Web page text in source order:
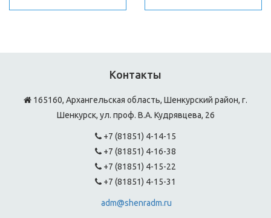
Контакты
165160, Архангельская область, Шенкурский район, г.
Шенкурск, ул. проф. В.А. Кудрявцева, 26
+7 (81851) 4-14-15
+7 (81851) 4-16-38
+7 (81851) 4-15-22
+7 (81851) 4-15-31
adm@shenradm.ru